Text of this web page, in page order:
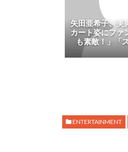
矢田亜希子、美
カート姿にファ
も素敵！」「
ENTERTAINMENT